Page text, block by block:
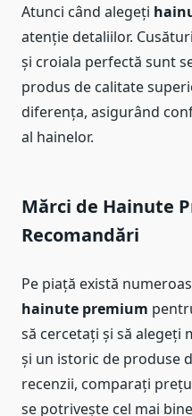
Atunci când alegeți
atenție detaliilor.
și croiala perfectă sunt
produs de calitate
diferența, asigurând
al hainelor.
Mărci de Hainute
Recomandări
Pe piață există
hainute premium
să cercetați și să alegeți
și un istoric de produse
recenzii, comparați
se potrivește cel mai